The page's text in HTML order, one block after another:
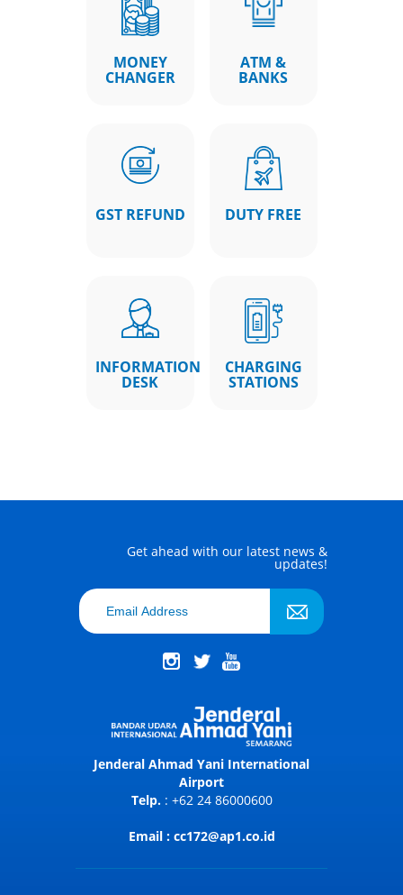
MONEY
CHANGER
ATM &
BANKS
GST REFUND DUTY FREE
INFORMATION
DESK
CHARGING
STATIONS
Get ahead with our latest news &
updates!
Jenderal Ahmad Yani International
Airport
Telp. : +62 24 86000600
Email : cc172@ap1.co.id